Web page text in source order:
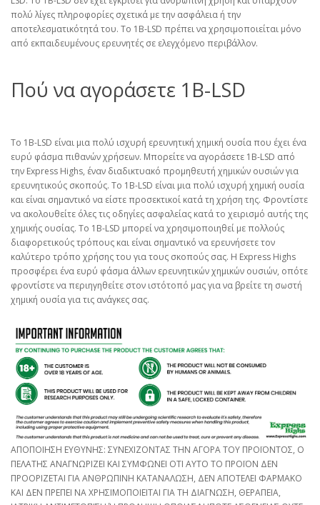
πολύ λίγες πληροφορίες σχετικά με την ασφάλεια ή την
αποτελεσματικότητά του. Το 1B-LSD πρέπει να χρησιμοποιείται μόνο
από εκπαιδευμένους ερευνητές σε ελεγχόμενο περιβάλλον.
Πού να αγοράσετε 1B-LSD
Το 1B-LSD είναι μια πολύ ισχυρή ερευνητική χημική ουσία που έχει ένα
ευρύ φάσμα πιθανών χρήσεων. Μπορείτε να αγοράσετε 1B-LSD από
την Express Highs, έναν διαδικτυακό προμηθευτή χημικών ουσιών για
ερευνητικούς σκοπούς. Το 1B-LSD είναι μια πολύ ισχυρή χημική ουσία
και είναι σημαντικό να είστε προσεκτικοί κατά τη χρήση της. Φροντίστε
να ακολουθείτε όλες τις οδηγίες ασφαλείας κατά το χειρισμό αυτής της
χημικής ουσίας. Το 1B-LSD μπορεί να χρησιμοποιηθεί με πολλούς
διαφορετικούς τρόπους και είναι σημαντικό να ερευνήσετε τον
καλύτερο τρόπο χρήσης του για τους σκοπούς σας. Η Express Highs
προσφέρει ένα ευρύ φάσμα άλλων ερευνητικών χημικών ουσιών, οπότε
φροντίστε να περιηγηθείτε στον ιστότοπό μας για να βρείτε τη σωστή
χημική ουσία για τις ανάγκες σας.
ΑΠΟΠΟΙΗΣΗ ΕΥΘΥΝΗΣ: ΣΥΝΕΧΙΖΟΝΤΑΣ ΤΗΝ ΑΓΟΡΑ ΤΟΥ ΠΡΟΪΟΝΤΟΣ, Ο
ΠΕΛΑΤΗΣ ΑΝΑΓΝΩΡΙΖΕΙ ΚΑΙ ΣΥΜΦΩΝΕΙ ΟΤΙ ΑΥΤΟ ΤΟ ΠΡΟΪΟΝ ΔΕΝ
ΠΡΟΟΡΙΖΕΤΑΙ ΓΙΑ ΑΝΘΡΩΠΙΝΗ ΚΑΤΑΝΑΛΩΣΗ, ΔΕΝ ΑΠΟΤΕΛΕΙ ΦΑΡΜΑΚΟ
ΚΑΙ ΔΕΝ ΠΡΕΠΕΙ ΝΑ ΧΡΗΣΙΜΟΠΟΙΕΙΤΑΙ ΓΙΑ ΤΗ ΔΙΑΓΝΩΣΗ, ΘΕΡΑΠΕΙΑ,